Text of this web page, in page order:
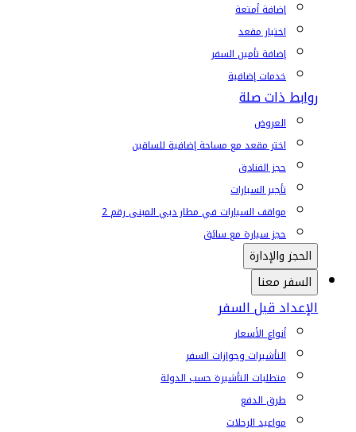
إضافة أمتعة
اختيار مقعد
إضافة تأمين السفر
خدمات إضافية
روابط ذات صلة
العروض
اختر مقعد مع مساحة إضافية للساقين
حجز الفنادق
تأجير السيارات
مواقف السيارات في مطار دبي المبنى رقم 2
حجز سيارة مع سائق
الحجز والإدارة
السفر معنا
الإعداد قبل السفر
أنواع الأسعار
التأشيرات وجوازات السفر
متطلبات التأشيرة حسب الدولة
طرق الدفع
مواعيد الرحلات